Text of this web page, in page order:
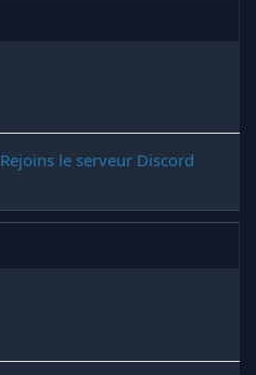
Rejoins le serveur Discord